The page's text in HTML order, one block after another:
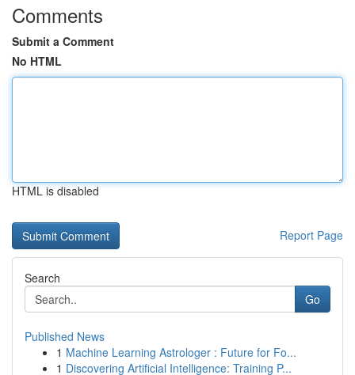
Comments
Submit a Comment
No HTML
HTML is disabled
Report Page
Search
Go
Published News
1 Machine Learning Astrologer : Future for Fo...
1 Discovering Artificial Intelligence: Training P...